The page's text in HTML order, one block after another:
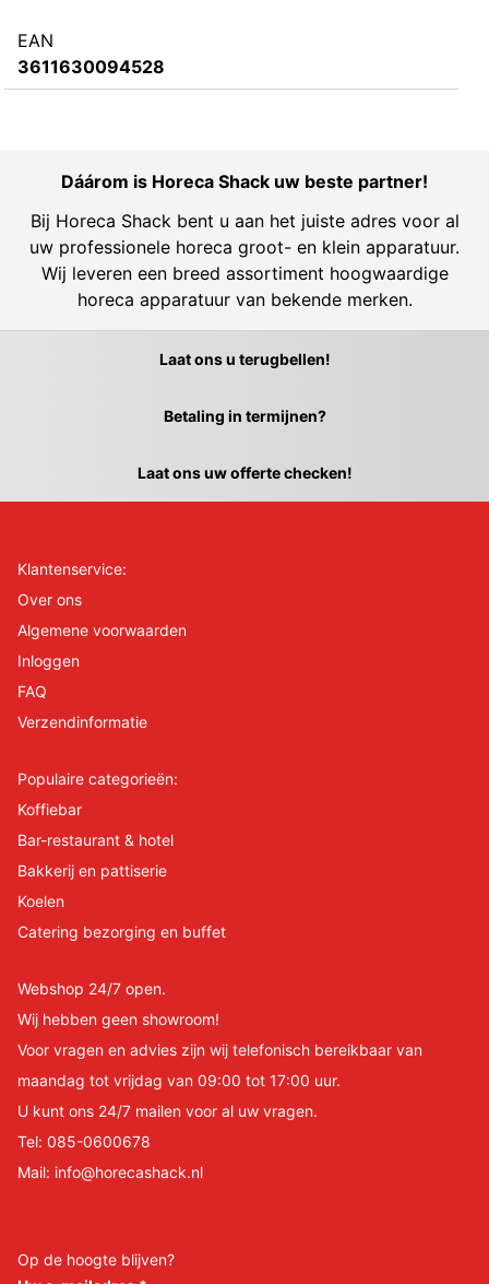
EAN
3611630094528
Dáárom is Horeca Shack uw beste partner!
Bij Horeca Shack bent u aan het juiste adres voor al
uw professionele horeca groot- en klein apparatuur.
Wij leveren een breed assortiment hoogwaardige
horeca apparatuur van bekende merken.
Laat ons u terugbellen!
Betaling in termijnen?
Laat ons uw offerte checken!
Klantenservice:
Over ons
Algemene voorwaarden
Inloggen
FAQ
Verzendinformatie
Populaire categorieën:
Koffiebar
Bar-restaurant & hotel
Bakkerij en pattiserie
Koelen
Catering bezorging en buffet
Webshop 24/7 open.
Wij hebben geen showroom!
Voor vragen en advies zijn wij telefonisch bereikbaar van
maandag tot vrijdag van 09:00 tot 17:00 uur.
U kunt ons 24/7 mailen voor al uw vragen.
Tel: 085-0600678
Mail: info@horecashack.nl
Op de hoogte blijven?